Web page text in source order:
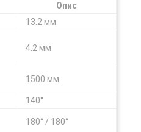
Опис
13.2 мм
4.2 мм
1500 мм
140°
180° / 180°